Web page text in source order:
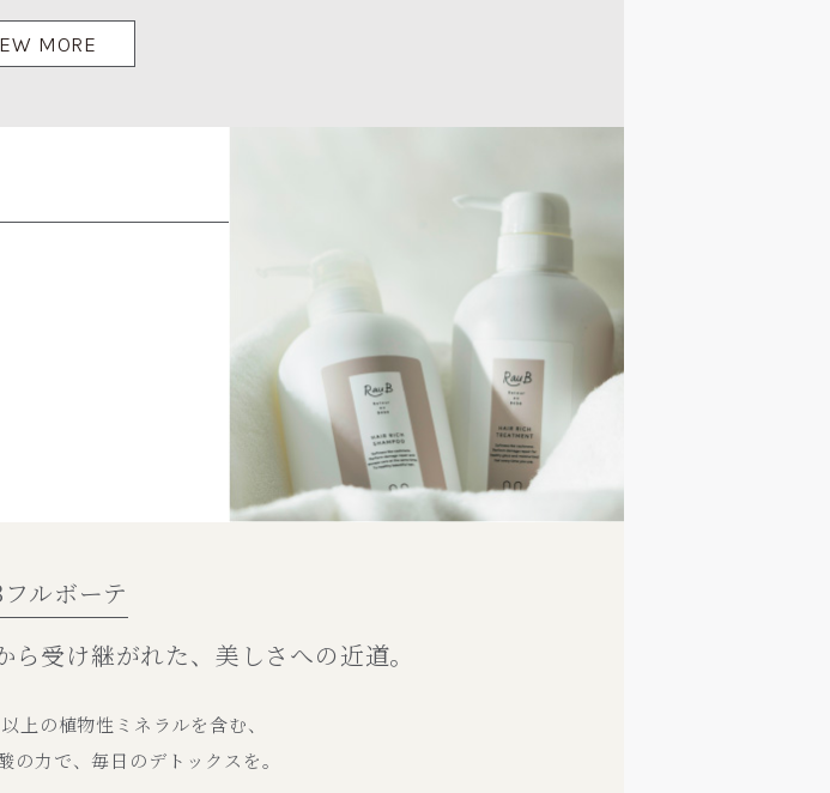
MORE
ルボーテ
ら受け継がれた、 美しさへの近道。
上の植物性ミネラルを含む、
の力で、毎日のデトックスを。